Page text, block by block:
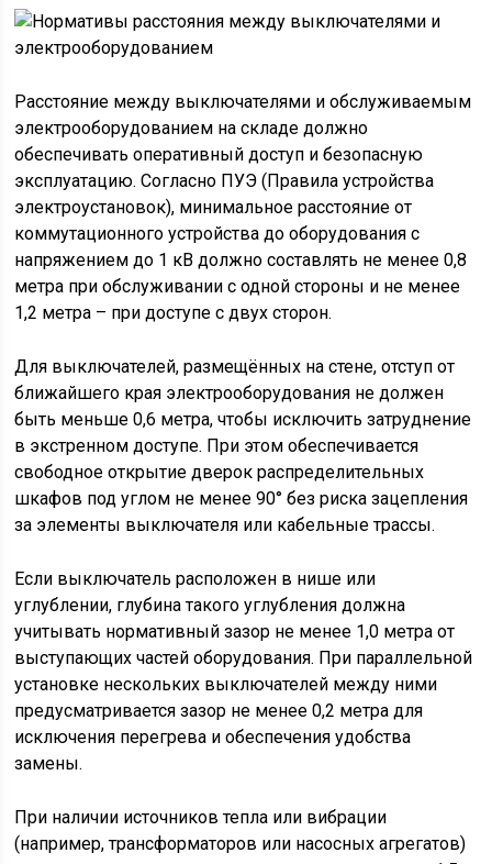
Расстояние между выключателями и обслуживаемым
электрооборудованием на складе должно
обеспечивать оперативный доступ и безопасную
эксплуатацию. Согласно ПУЭ (Правила устройства
электроустановок), минимальное расстояние от
коммутационного устройства до оборудования с
напряжением до 1 кВ должно составлять не менее 0,8
метра при обслуживании с одной стороны и не менее
1,2 метра – при доступе с двух сторон.
Для выключателей, размещённых на стене, отступ от
ближайшего края электрооборудования не должен
быть меньше 0,6 метра, чтобы исключить затруднение
в экстренном доступе. При этом обеспечивается
свободное открытие дверок распределительных
шкафов под углом не менее 90° без риска зацепления
за элементы выключателя или кабельные трассы.
Если выключатель расположен в нише или
углублении, глубина такого углубления должна
учитывать нормативный зазор не менее 1,0 метра от
выступающих частей оборудования. При параллельной
установке нескольких выключателей между ними
предусматривается зазор не менее 0,2 метра для
исключения перегрева и обеспечения удобства
замены.
При наличии источников тепла или вибрации
(например, трансформаторов или насосных агрегатов)